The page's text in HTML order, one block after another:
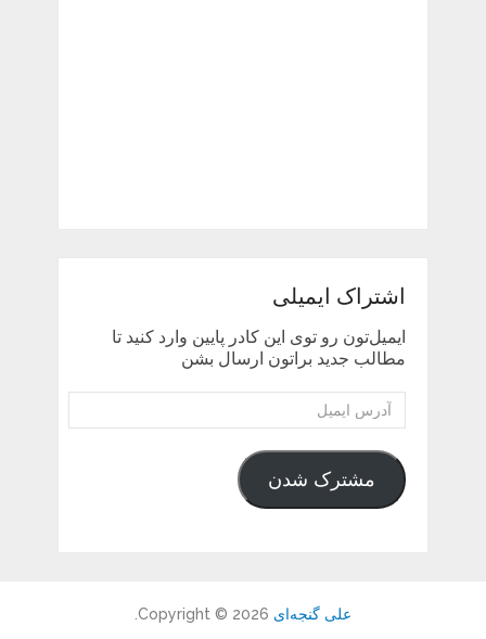
اشتراک ایمیلی
ایمیل‌تون رو توی این کادر پایین وارد کنید تا
مطالب جدید براتون ارسال بشن
آدرس
ایمیل
مشترک شدن
علی گنجه‌ای